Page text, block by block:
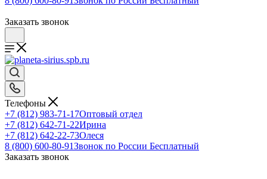
Заказать звонок
Телефоны
+7 (812) 983-71-17Оптовый отдел
+7 (812) 642-71-22Ирина
+7 (812) 642-22-73Олеся
8 (800) 600-80-91Звонок по России Бесплатный
Заказать звонок